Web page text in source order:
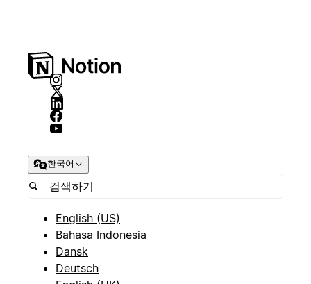
한국어
English (US)
Bahasa Indonesia
Dansk
Deutsch